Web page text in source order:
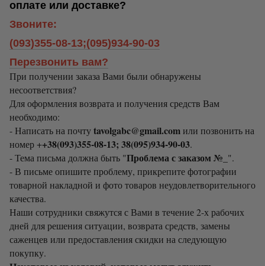
оплате или доставке?
Звоните:
(093)355-08-13;(095)934-90-03
Перезвонить вам?
При получении заказа Вами были обнаружены
несоответствия?
Для оформления возврата и получения средств Вам
необходимо:
- Написать на почтуtavolgabc@gmail.comили позвонить на
номер ++38(093)355-08-13; 38(095)934-90-03.
- Тема письма должна быть "Проблема с заказом №_ ".
- В письме опишите проблему, прикрепите фотографии
товарной накладной и фото товаров неудовлетворительного
качества.
Наши сотрудники свяжутся с Вами в течение 2-х рабочих
дней для решения ситуации, возврата средств, замены
саженцев или предоставления скидки на следующую
покупку.